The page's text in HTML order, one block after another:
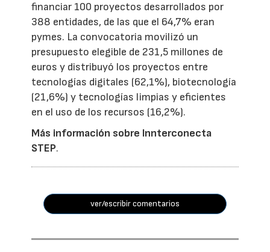
financiar 100 proyectos desarrollados por
388 entidades, de las que el 64,7% eran
pymes. La convocatoria movilizó un
presupuesto elegible de 231,5 millones de
euros y distribuyó los proyectos entre
tecnologías digitales (62,1%), biotecnología
(21,6%) y tecnologías limpias y eficientes
en el uso de los recursos (16,2%).
Más información sobre Innterconecta
STEP.
ver/escribir comentarios